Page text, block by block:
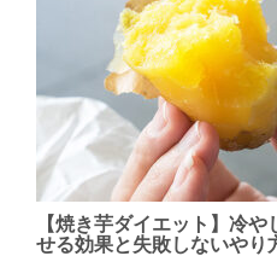
【焼き芋ダイエット】冷
せる効果と失敗しないやり